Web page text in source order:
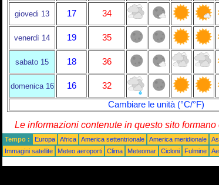
giovedi 13 17 34
venerdì 14 19 35
sabato 15 18 36
domenica 16 16
32
Cambiare le unità (°C/°F)
Le informazioni contenute in questo sito formano
Tempo : Europa Africa America settentrionale America meridionale
Immagini satellite
Meteo aeroporti Clima Meteomar Cicloni Fulmine